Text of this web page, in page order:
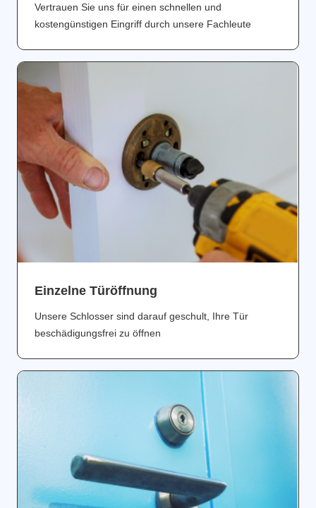
Vertrauen Sie uns für einen schnellen und
kostengünstigen Eingriff durch unsere Fachleute
Einzelne Türöffnung
Unsere Schlosser sind darauf geschult, Ihre Tür
beschädigungsfrei zu öffnen